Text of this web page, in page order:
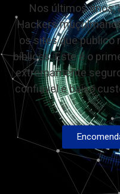
Nos últimos anos,
Hackers
os sites que publico
bíblicos. Este é o
extremamente
confiável e baixo